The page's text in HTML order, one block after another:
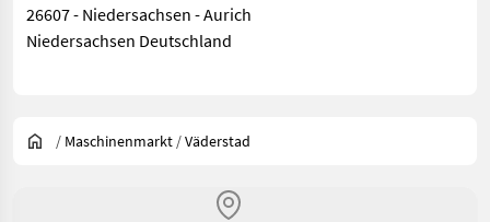
26607 - Niedersachsen - Aurich
Niedersachsen Deutschland
/ Maschinenmarkt /Väderstad